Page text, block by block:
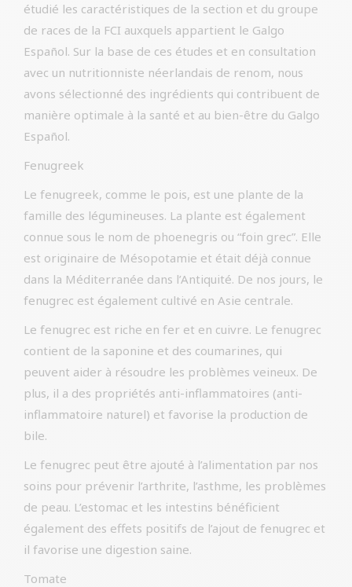
étudié les caractéristiques de la section et du groupe
de races de la FCI auxquels appartient le Galgo
Español. Sur la base de ces études et en consultation
avec un nutritionniste néerlandais de renom, nous
avons sélectionné des ingrédients qui contribuent de
manière optimale à la santé et au bien-être du Galgo
Español.
Fenugreek
Le fenugreek, comme le pois, est une plante de la
famille des légumineuses. La plante est également
connue sous le nom de phoenegris ou “foin grec”. Elle
est originaire de Mésopotamie et était déjà connue
dans la Méditerranée dans l’Antiquité. De nos jours, le
fenugrec est également cultivé en Asie centrale.
Le fenugrec est riche en fer et en cuivre. Le fenugrec
contient de la saponine et des coumarines, qui
peuvent aider à résoudre les problèmes veineux. De
plus, il a des propriétés anti-inflammatoires (anti-
inflammatoire naturel) et favorise la production de
bile.
Le fenugrec peut être ajouté à l’alimentation par nos
soins pour prévenir l’arthrite, l’asthme, les problèmes
de peau. L’estomac et les intestins bénéficient
également des effets positifs de l’ajout de fenugrec et
il favorise une digestion saine.
Tomate